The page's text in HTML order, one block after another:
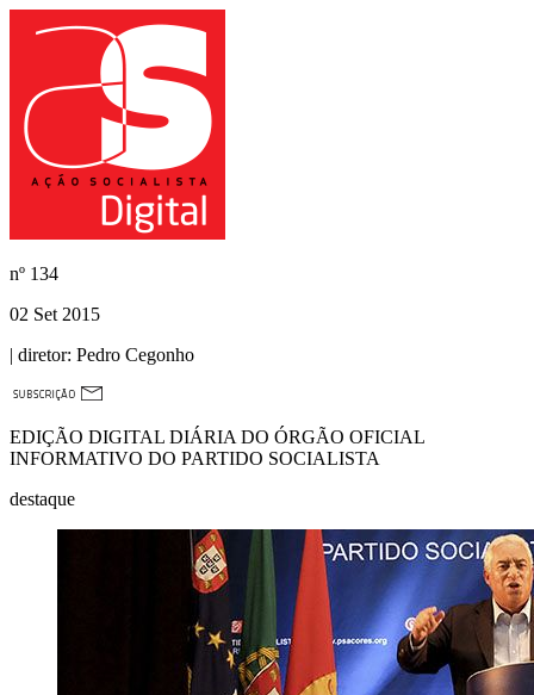
nº 134
02 Set 2015
| diretor: Pedro Cegonho
EDIÇÃO DIGITAL DIÁRIA DO ÓRGÃO OFICIAL
INFORMATIVO DO PARTIDO SOCIALISTA
destaque